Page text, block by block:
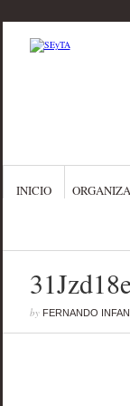
INICIO
by FERNANDO